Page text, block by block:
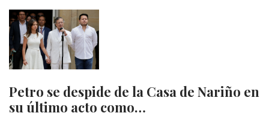
Petro se despide de la Casa de Nariño en
su último acto como…